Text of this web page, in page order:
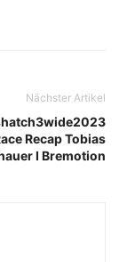
Nächster Artikel
Recap Tobias
I Bremotion